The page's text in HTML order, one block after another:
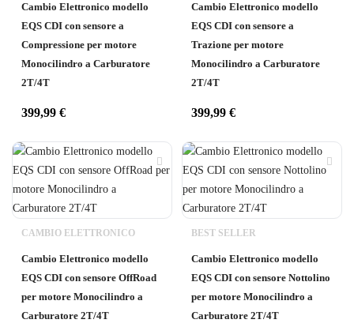
Cambio Elettronico modello
EQS CDI con sensore a
Compressione per motore
Monocilindro a Carburatore
2T/4T
399,99 €
Cambio Elettronico modello
EQS CDI con sensore a
Trazione per motore
Monocilindro a Carburatore
2T/4T
399,99 €
CAMBIO ELETTRONICO
Cambio Elettronico modello
EQS CDI con sensore OffRoad
per motore Monocilindro a
Carburatore 2T/4T
BEST SELLER
Cambio Elettronico modello
EQS CDI con sensore Nottolino
per motore Monocilindro a
Carburatore 2T/4T